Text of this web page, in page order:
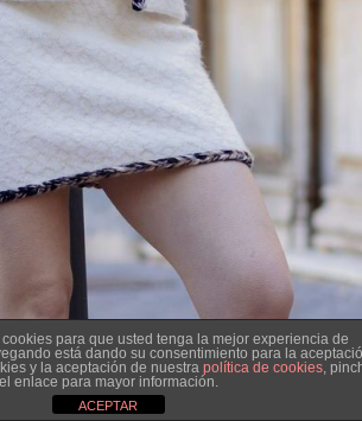
para que usted tenga la mejor experiencia de
está dando su consentimiento para la
y la aceptación de nuestra política de cookies,
el enlace para mayor información.
ACEPTAR